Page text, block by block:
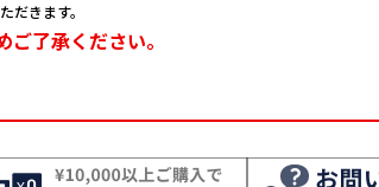
だきます。
了承ください。